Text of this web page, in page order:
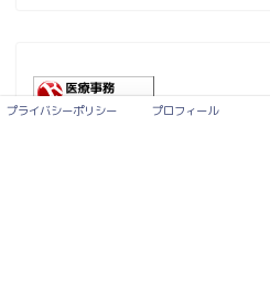
プライバシーポリシー プロフィール